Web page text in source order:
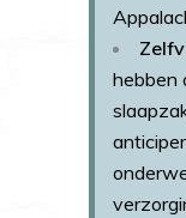
hebben